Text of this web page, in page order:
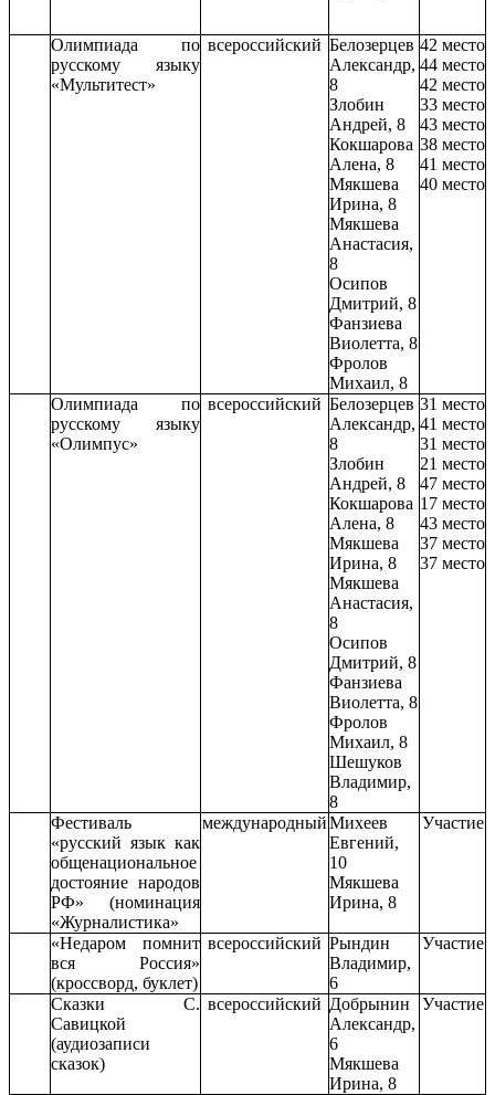
Олимпиада по
русскому языку
«Мультитест»
всероссийский Белозерцев
Александр,
8
Злобин
Андрей, 8
Кокшарова
Алена, 8
Мякшева
Ирина, 8
Мякшева
Анастасия,
8
Осипов
Дмитрий, 8
Фанзиева
Виолетта, 8
Фролов
Михаил, 8
42 место
44 место
42 место
33 место
43 место
38 место
41 место
40 место
Олимпиада по
русскому языку
«Олимпус»
всероссийский Белозерцев
Александр,
8
Злобин
Андрей, 8
Кокшарова
Алена, 8
Мякшева
Ирина, 8
Мякшева
Анастасия,
8
Осипов
Дмитрий, 8
Фанзиева
Виолетта, 8
Фролов
Михаил, 8
Шешуков
Владимир,
8
31 место
41 место
31 место
21 место
47 место
17 место
43 место
37 место
37 место
Фестиваль
«русский язык как
общенациональное
достояние народов
РФ» (номинация
«Журналистика»
международныйМихеев
Евгений,
10
Мякшева
Ирина, 8
Участие
«Недаром помнит
вся Россия»
(кроссворд, буклет)
всероссийский Рындин
Владимир,
6
Участие
Сказки С.
Савицкой
(аудиозаписи
сказок)
всероссийский Добрынин
Александр,
6
Мякшева
Ирина, 8
Участие